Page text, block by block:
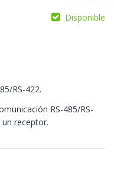
Disponible
RS-422.
RS-485/RS-
receptor.
cantidad